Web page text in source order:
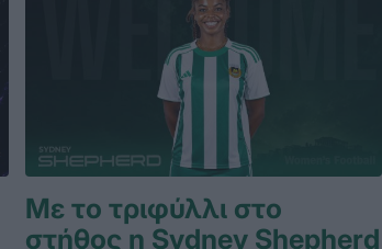
Με το τριφύλλι στο
στήθος η Sydney Shepherd